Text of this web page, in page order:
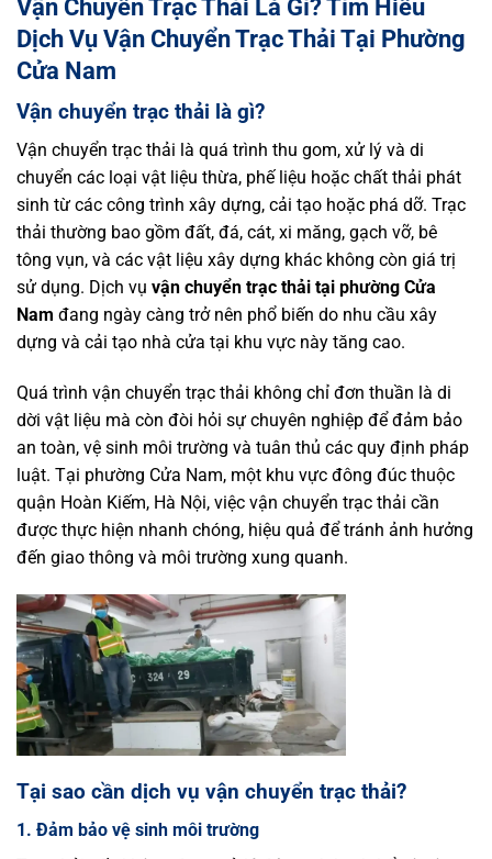
Vận Chuyển Trạc Thải Là Gì? Tìm Hiểu
Dịch Vụ Vận Chuyển Trạc Thải Tại Phường
Cửa Nam
Vận chuyển trạc thải là gì?
Vận chuyển trạc thải là quá trình thu gom, xử lý và di
chuyển các loại vật liệu thừa, phế liệu hoặc chất thải phát
sinh từ các công trình xây dựng, cải tạo hoặc phá dỡ. Trạc
thải thường bao gồm đất, đá, cát, xi măng, gạch vỡ, bê
tông vụn, và các vật liệu xây dựng khác không còn giá trị
sử dụng. Dịch vụ vận chuyển trạc thải tại phường Cửa
Nam đang ngày càng trở nên phổ biến do nhu cầu xây
dựng và cải tạo nhà cửa tại khu vực này tăng cao.
Quá trình vận chuyển trạc thải không chỉ đơn thuần là di
dời vật liệu mà còn đòi hỏi sự chuyên nghiệp để đảm bảo
an toàn, vệ sinh môi trường và tuân thủ các quy định pháp
luật. Tại phường Cửa Nam, một khu vực đông đúc thuộc
quận Hoàn Kiếm, Hà Nội, việc vận chuyển trạc thải cần
được thực hiện nhanh chóng, hiệu quả để tránh ảnh hưởng
đến giao thông và môi trường xung quanh.
Tại sao cần dịch vụ vận chuyển trạc thải?
1. Đảm bảo vệ sinh môi trường